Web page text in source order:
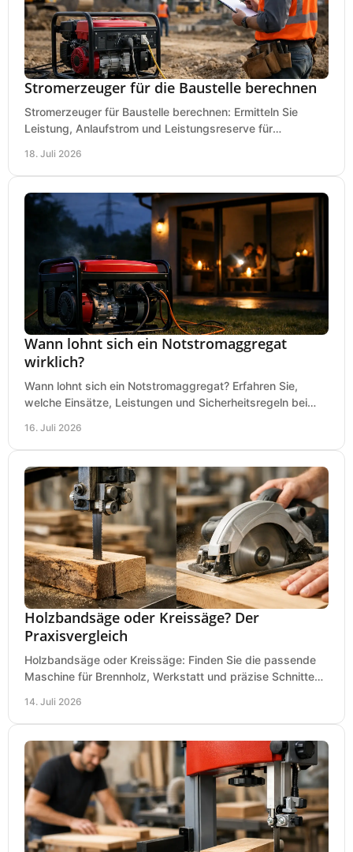
Stromerzeuger für die Baustelle berechnen
Stromerzeuger für Baustelle berechnen: Ermitteln Sie
Leistung, Anlaufstrom und Leistungsreserve für
18. Juli 2026
Wann lohnt sich ein Notstromaggregat
wirklich?
Wann lohnt sich ein Notstromaggregat? Erfahren Sie,
welche Einsätze, Leistungen und Sicherheitsregeln bei
16. Juli 2026
Holzbandsäge oder Kreissäge? Der
Praxisvergleich
Holzbandsäge oder Kreissäge: Finden Sie die passende
Maschine für Brennholz, Werkstatt und präzise Schnitte
14. Juli 2026